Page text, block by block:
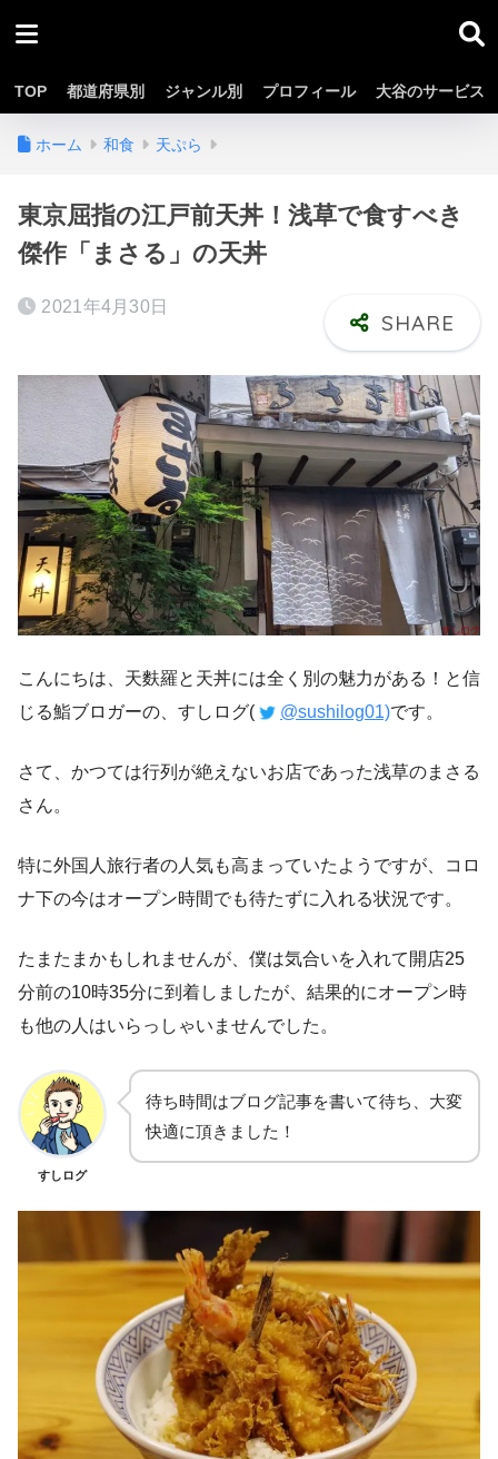
TOP 都道府県別 ジャンル別 プロフィール 大谷のサービス
ホーム 和食 天ぷら
東京屈指の江戸前天丼！浅草で食すべき
傑作「まさる」の天丼
2021年4月30日
こんにちは、天麩羅と天丼には全く別の魅力がある！と信
じる鮨ブロガーの、すしログ(
@sushilog01)です。
さて、かつては行列が絶えないお店であった浅草のまさる
さん。
特に外国人旅行者の人気も高まっていたようですが、コロ
ナ下の今はオープン時間でも待たずに入れる状況です。
たまたまかもしれませんが、僕は気合いを入れて開店25
分前の10時35分に到着しましたが、結果的にオープン時
も他の人はいらっしゃいませんでした。
すしログ
待ち時間はブログ記事を書いて待ち、大変
快適に頂きました！